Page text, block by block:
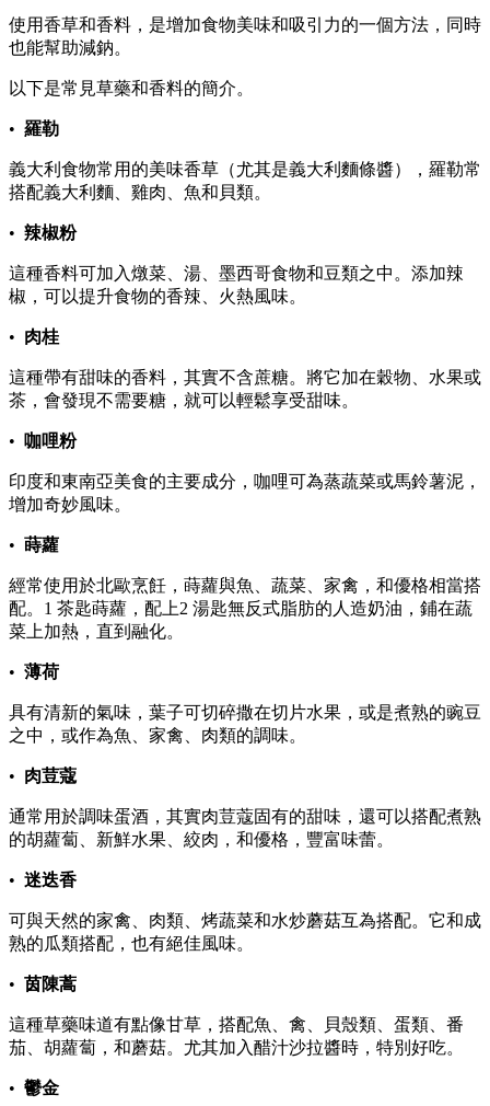
使用香草和香料，是增加食物美味和吸引力的一個方法，同時
也能幫助減鈉。
以下是常見草藥和香料的簡介。
• 羅勒
義大利食物常用的美味香草（尤其是義大利麵條醬），羅勒常
搭配義大利麵、雞肉、魚和貝類。
• 辣椒粉
這種香料可加入燉菜、湯、墨西哥食物和豆類之中。添加辣
椒，可以提升食物的香辣、火熱風味。
• 肉桂
這種帶有甜味的香料，其實不含蔗糖。將它加在穀物、水果或
茶，會發現不需要糖，就可以輕鬆享受甜味。
• 咖哩粉
印度和東南亞美食的主要成分，咖哩可為蒸蔬菜或馬鈴薯泥，
增加奇妙風味。
• 蒔蘿
經常使用於北歐烹飪，蒔蘿與魚、蔬菜、家禽，和優格相當搭
配。1 茶匙蒔蘿，配上2 湯匙無反式脂肪的人造奶油，鋪在蔬
菜上加熱，直到融化。
• 薄荷
具有清新的氣味，葉子可切碎撒在切片水果，或是煮熟的豌豆
之中，或作為魚、家禽、肉類的調味。
• 肉荳蔻
通常用於調味蛋酒，其實肉荳蔻固有的甜味，還可以搭配煮熟
的胡蘿蔔、新鮮水果、絞肉，和優格，豐富味蕾。
• 迷迭香
可與天然的家禽、肉類、烤蔬菜和水炒蘑菇互為搭配。它和成
熟的瓜類搭配，也有絕佳風味。
• 茵陳蒿
這種草藥味道有點像甘草，搭配魚、禽、貝殼類、蛋類、番
茄、胡蘿蔔，和蘑菇。尤其加入醋汁沙拉醬時，特別好吃。
• 鬱金